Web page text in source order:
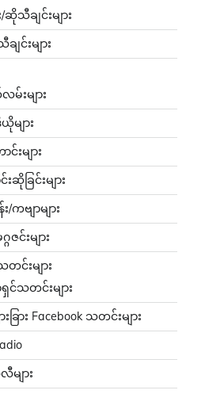
သီချင်းများ
င်းများ
းများ
ျား
းများ
ဆိုခြင်းများ
ကဗျာများ
ဇင်းများ
င်းများ
င်သတင်းများ
ခြား Facebook သတင်းများ
များ